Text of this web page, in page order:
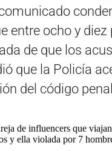
entre ocho y
de que los
que la Policía
del código
influencers que viajan
y ella violada por 7